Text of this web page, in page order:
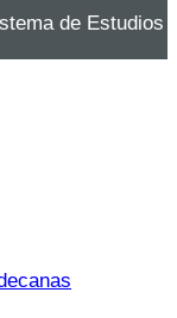
de Estudios